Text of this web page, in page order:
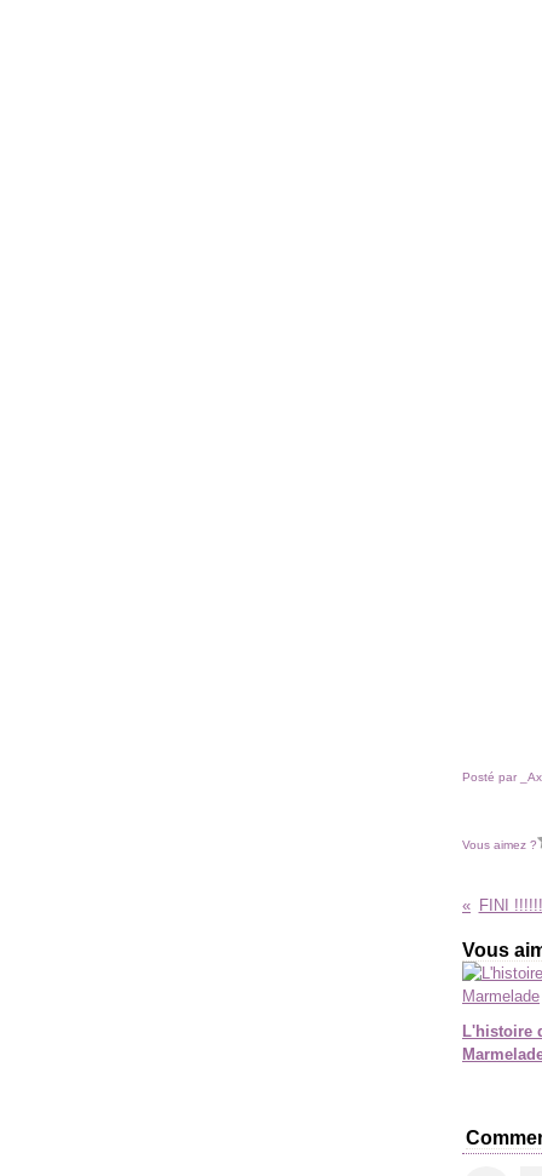
Posté par
Vous aimez ?
FINI
Vous
L'histoire